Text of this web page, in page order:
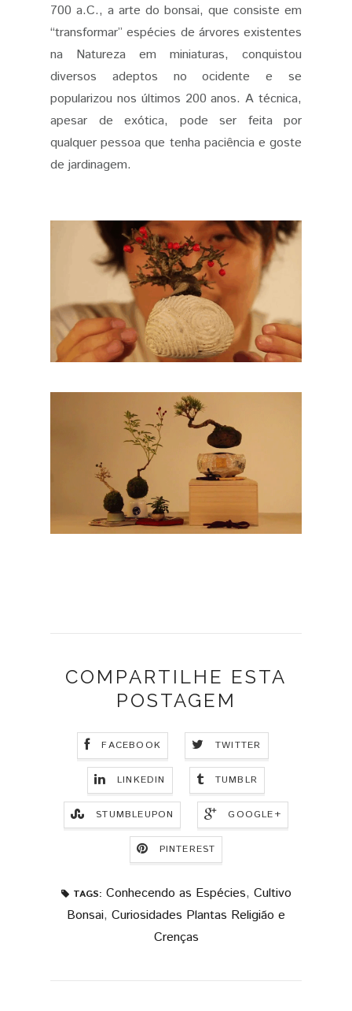
700 a.C., a arte do bonsai, que consiste em
“transformar” espécies de árvores existentes
na Natureza em miniaturas, conquistou
diversos adeptos no ocidente e se
popularizou nos últimos 200 anos. A técnica,
apesar de exótica, pode ser feita por
qualquer pessoa que tenha paciência e goste
de jardinagem.
COMPARTILHE ESTA
POSTAGEM
FACEBOOK TWITTER
LINKEDIN TUMBLR
STUMBLEUPON GOOGLE+
PINTEREST
TAGS: Conhecendo as Espécies, Cultivo
Bonsai, Curiosidades Plantas Religião e
Crenças